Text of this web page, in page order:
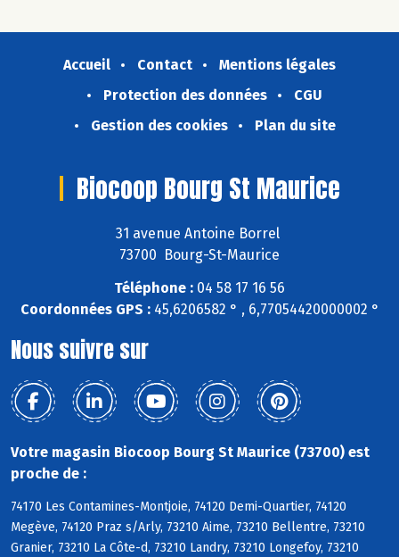
Accueil Contact
Mentions légales
Protection des données
CGU
Gestion des cookies
Plan du site
Biocoop Bourg St Maurice
31 avenue Antoine Borrel
73700 Bourg-St-Maurice
Téléphone : 04 58 17 16 56
Coordonnées GPS :45,6206582 ° , 6,77054420000002 °
Nous suivre sur
Votre magasin Biocoop Bourg St Maurice (73700) est
proche de :
74170 Les Contamines-Montjoie, 74120 Demi-Quartier, 74120
Megève, 74120 Praz s/Arly, 73210 Aime, 73210 Bellentre, 73210
Granier, 73210 La Côte-d, 73210 Landry, 73210 Longefoy, 73210